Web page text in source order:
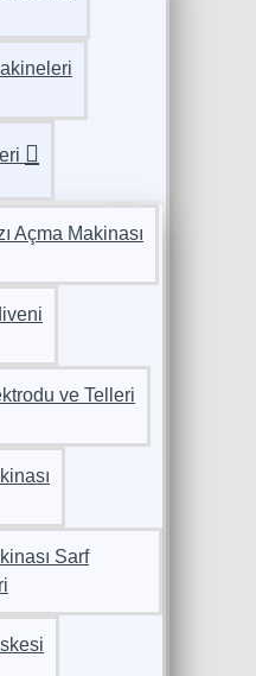
Açma Makinası
ve Telleri
Sarf